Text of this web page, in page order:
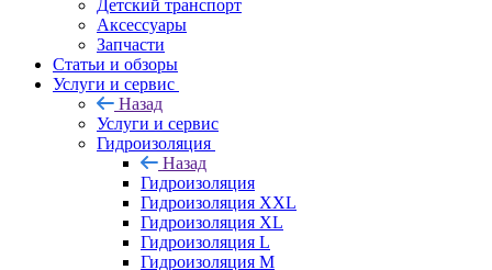
Детский транспорт
Аксессуары
Запчасти
Статьи и обзоры
Услуги и сервис
Назад
Услуги и сервис
Гидроизоляция
Назад
Гидроизоляция
Гидроизоляция XXL
Гидроизоляция XL
Гидроизоляция L
Гидроизоляция M